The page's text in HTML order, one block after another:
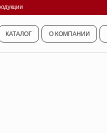
КАТАЛОГ О КОМПАНИИ